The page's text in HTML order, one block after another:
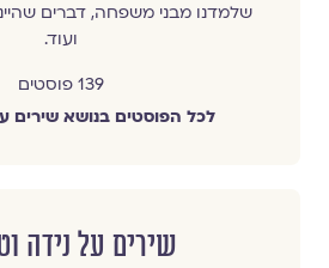
שלמדנו מבני משפחה, דברים
ועוד.
139 פוסטים
לכל הפוסטים בנושא שירים
שירים על נידה